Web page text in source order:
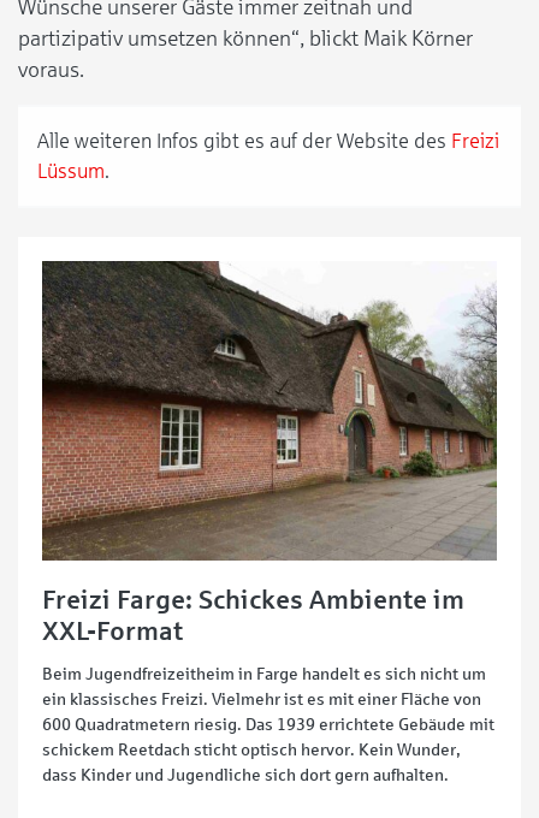
Wünsche unserer Gäste immer zeitnah und
partizipativ umsetzen können“, blickt Maik Körner
voraus.
Alle weiteren Infos gibt es auf der Website des Freizi
Lüssum.
Freizi Farge: Schickes Ambiente im
XXL-Format
Beim Jugendfreizeitheim in Farge handelt es sich nicht um
ein klassisches Freizi. Vielmehr ist es mit einer Fläche von
600 Quadratmetern riesig. Das 1939 errichtete Gebäude mit
schickem Reetdach sticht optisch hervor. Kein Wunder,
dass Kinder und Jugendliche sich dort gern aufhalten.